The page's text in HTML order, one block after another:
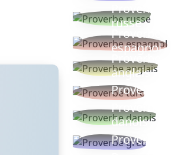
Proverbe
russe
Proverbe
espagnol
Proverbe
anglais
Proverbe turc
Proverbe
danois
Proverbe grec